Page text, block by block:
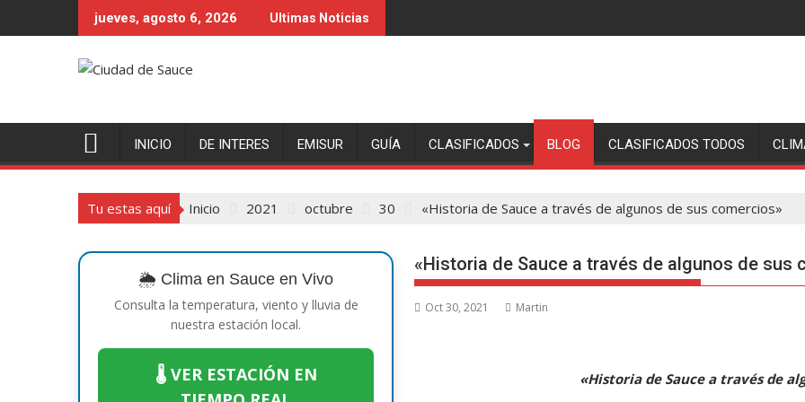
al
jueves, agosto 6, 2026 Ultimas Noticias
INICIO DE INTERES EMISUR GUÍA CLASIFICADOS BLOG CLASIFICADOS TODOS
Tu estas aquí Inicio 2021 octubre 30 «Historia de Sauce a través de algunos de sus comercios»
«Historia de Sauce a través de algunos de sus
Oct 30, 2021 Martin
«Historia de Sauce a través de
🌦️ Clima en Sauce en Vivo
Consulta la temperatura, viento y lluvia de
nuestra estación local.
🌡️ VER ESTACIÓN EN